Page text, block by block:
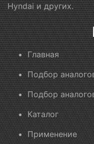
Hyndai и других.
Главная
Подбор
Подбор
Каталог
Применение